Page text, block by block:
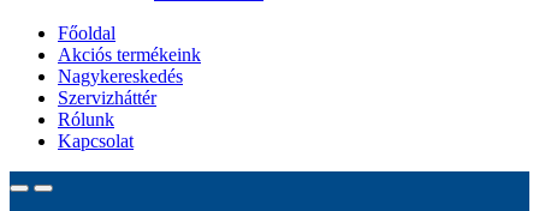
Főoldal
Akciós termékeink
Nagykereskedés
Szervizháttér
Rólunk
Kapcsolat